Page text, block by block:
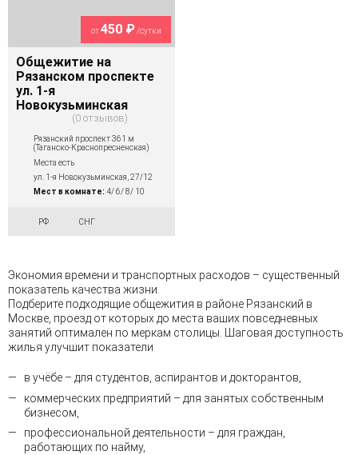
от450 ₽/сутки
Общежитие на
Рязанском проспекте
ул. 1-я
Новокузьминская
0 отзывов
Рязанский проспект 361 м
(Таганско-Краснопресненская)
Места есть
ул. 1-я Новокузьминская, 27/12
Мест в комнате: 4/ 6/ 8/ 10
РФ СНГ
Экономия времени и транспортных расходов – существенный
показатель качества жизни.
Подберите подходящие общежития в районе Рязанский в
Москве, проезд от которых до места ваших повседневных
занятий оптимален по меркам столицы. Шаговая доступность
жилья улучшит показатели
в учёбе – для студентов, аспирантов и докторантов,
коммерческих предприятий – для занятых собственным
бизнесом,
профессиональной деятельности – для граждан,
работающих по найму,